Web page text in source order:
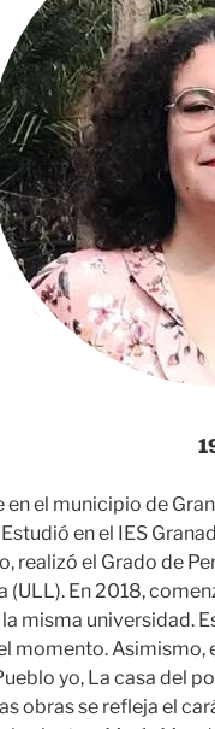
en el municipio de
en el IES
realizó el Grado de
(ULL). En 2018,
misma universidad.
momento. Asimismo,
yo, La casa del
obras se refleja el